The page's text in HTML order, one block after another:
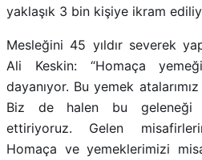
yaklaşık 3 bin kişiye ikram
Mesleğini 45 yıldır severek
Ali Keskin: “Homaça
dayanıyor. Bu yemek
Biz de halen bu geleneği
ettiriyoruz. Gelen
Homaça ve yemeklerimizi